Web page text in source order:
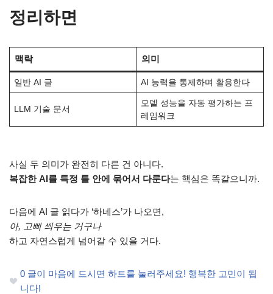
정리하면
맥락 의미
일반 AI 글 AI 능력을 통제하며 활용한다
LLM 기술 문서
모델 성능을 자동 평가하는 프
레임워크
사실 두 의미가 완전히 다른 건 아니다.
복잡한 AI를 특정 틀 안에 묶어서 다룬다는 핵심은 똑같으니까.
다음에 AI 글 읽다가 ‘하네스’가 나오면,
아, 고삐 씌우는 거구나
하고 자연스럽게 넘어갈 수 있을 거다.
0 글이 마음에 드시면 하트를 눌러주세요! 행복한 고민이 됩
니다!